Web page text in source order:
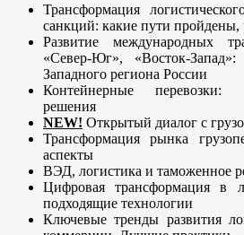
Трансформация
санкций: какие пути пройдены,
Развитие международных
«Север-Юг», «Восток-
Западного региона России
Контейнерные перевозки:
решения
NEW! Открытый диалог с
Трансформация рынка
аспекты
ВЭД, логистика и таможенное
Цифровая трансформация в
подходящие технологии
Ключевые тренды развития